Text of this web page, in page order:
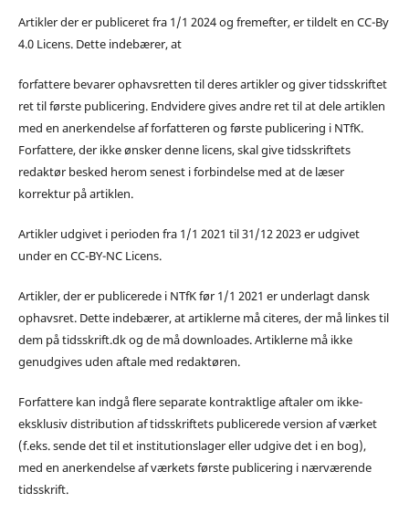
Artikler der er publiceret fra 1/1 2024 og fremefter, er tildelt en CC-By
4.0 Licens. Dette indebærer, at
forfattere bevarer ophavsretten til deres artikler og giver tidsskriftet
ret til første publicering. Endvidere gives andre ret til at dele artiklen
med en anerkendelse af forfatteren og første publicering i NTfK.
Forfattere, der ikke ønsker denne licens, skal give tidsskriftets
redaktør besked herom senest i forbindelse med at de læser
korrektur på artiklen.
Artikler udgivet i perioden fra 1/1 2021 til 31/12 2023 er udgivet
under en CC-BY-NC Licens.
Artikler, der er publicerede i NTfK før 1/1 2021 er underlagt dansk
ophavsret. Dette indebærer, at artiklerne må citeres, der må linkes til
dem på tidsskrift.dk og de må downloades. Artiklerne må ikke
genudgives uden aftale med redaktøren.
Forfattere kan indgå flere separate kontraktlige aftaler om ikke-
eksklusiv distribution af tidsskriftets publicerede version af værket
(f.eks. sende det til et institutionslager eller udgive det i en bog),
med en anerkendelse af værkets første publicering i nærværende
tidsskrift.